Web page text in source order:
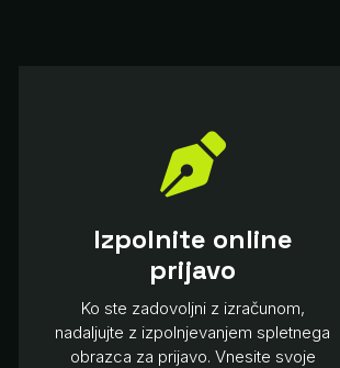

Izpolnite online
prijavo
Ko ste zadovoljni z izračunom,
nadaljujte z izpolnjevanjem spletnega
obrazca za prijavo. Vnesite svoje